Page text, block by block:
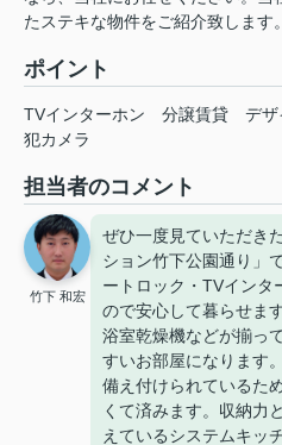
たステキな物件をご紹介致します。
ポイント
TVインターホン 分譲賃貸 デザ
犯カメラ
担当者のコメント
竹下 和宏
ぜひ一度見ていただき
ション竹下公園通り」
ートロック・TVインタ
ので安心して暮らせま
浴室乾燥機などが揃っ
すいお部屋になります
備え付けられているた
くて済みます。収納力
えているシステムキッ